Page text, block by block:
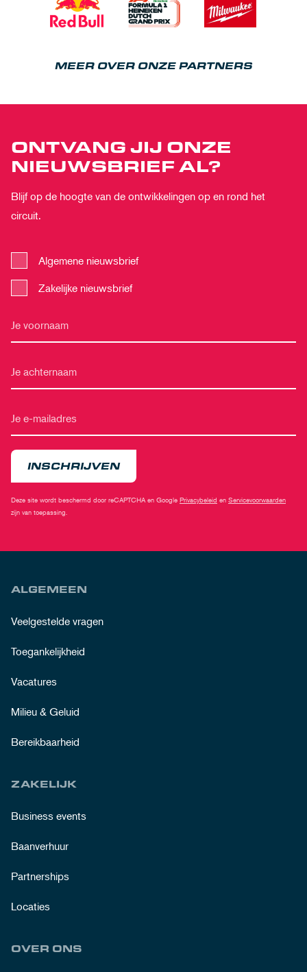
MEER OVER ONZE PARTNERS
ONTVANG JIJ ONZE
NIEUWSBRIEF AL?
Blijf op de hoogte van de ontwikkelingen op en rond het
circuit.
Algemene nieuwsbrief
Zakelijke nieuwsbrief
INSCHRIJVEN
Deze site wordt beschermd door reCAPTCHA en Google Privacybeleid en Servicevoorwaarden
zijn van toepassing.
ALGEMEEN
Veelgestelde vragen
Toegankelijkheid
Vacatures
Milieu & Geluid
Bereikbaarheid
ZAKELIJK
Business events
Baanverhuur
Partnerships
Locaties
OVER ONS